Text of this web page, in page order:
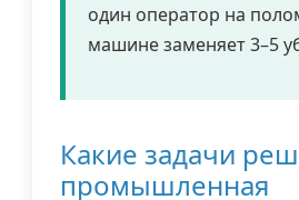
один оператор на
машине заменяет 3–5
Какие задачи
промышленная